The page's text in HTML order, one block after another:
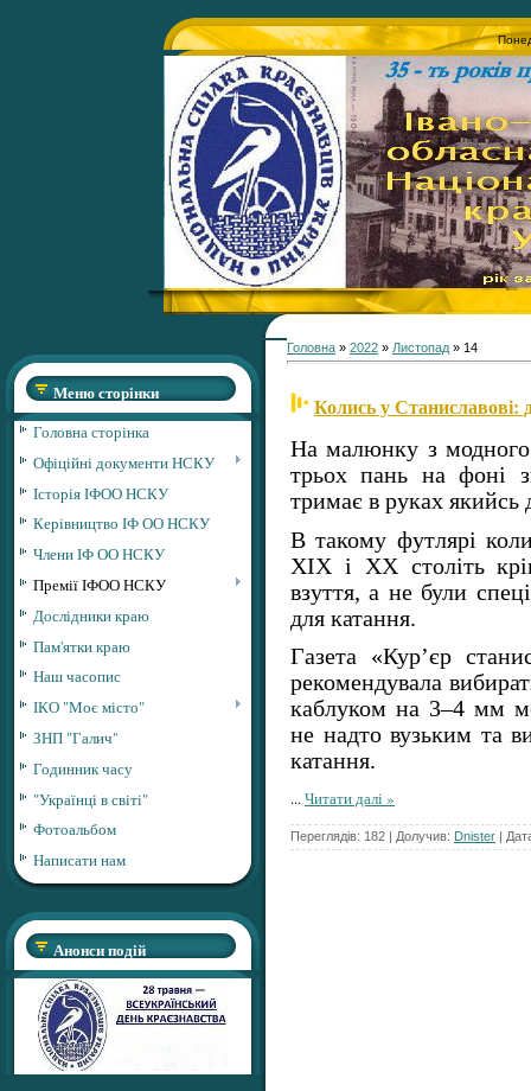
Меню сторінки
Головна сторінка
Офіційні документи НСКУ
Історія ІФОО НСКУ
Керівництво ІФ ОО НСКУ
Члени ІФ ОО НСКУ
Премії ІФОО НСКУ
Дослідники краю
Пам'ятки краю
Наш часопис
ІКО "Моє місто"
ЗНП "Галич"
Годинник часу
"Українці в світі"
Фотоальбом
Написати нам
Анонси подій
Головна » 2022 » Листопад » 14
Колись у Станиславові:
На малюнку з
трьох пань на фоні
тримає в руках якийсь
В такому футлярі
ХІХ і ХХ століть
взуття, а не були
для катання.
Газета «Кур’єр
рекомендувала
каблуком на 3–4 мм
не надто вузьким та
катання.
...Читати далі »
Переглядів: 182 | Долучив: Dnister |